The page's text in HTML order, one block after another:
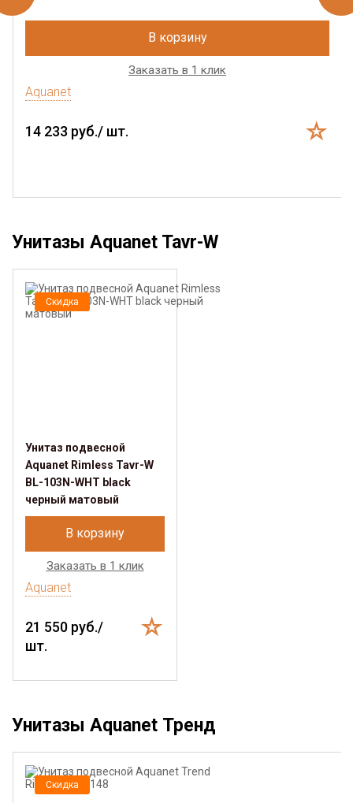
В корзину
Заказать в 1 клик
Aquanet
14 233 руб./ шт.
Унитазы Aquanet Tavr-W
Скидка
Унитаз подвесной
Aquanet Rimless Tavr-W
BL-103N-WHT black
черный матовый
В корзину
Заказать в 1 клик
Aquanet
21 550 руб./
шт.
Унитазы Aquanet Тренд
Скидка